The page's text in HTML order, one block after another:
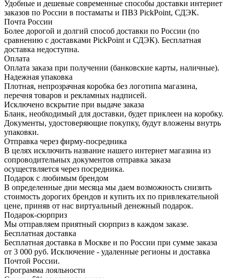
Удобные и дешевые современные способы доставки интернет
заказов по России в постаматы и ПВЗ PickPoint, СДЭК.
Почта России
Более дорогой и долгий способ доставки по России (по
сравнению с доставками PickPoint и СДЭК). Бесплатная
доставка недоступна.
Оплата
Оплата заказа при получении (банковские карты, наличные).
Надежная упаковка
Плотная, непрозрачная коробка без логотипа магазина,
перечня товаров и рекламных надписей.
Исключено вскрытие при выдаче заказа
Бланк, необходимый для доставки, будет приклеен на коробку.
Документы, удостоверяющие покупку, будут вложены внутрь
упаковки.
Отправка через фирму-посредника
В целях исключить название нашего интернет магазина из
сопроводительных документов отправка заказа
осуществляется через посредника.
Подарок с любимым брендом
В определенные дни месяца мы даем возможность снизить
стоимость дорогих брендов и купить их по привлекательной
цене, приняв от нас виртуальный денежный подарок.
Подарoк-сюрприз
Мы отправляем приятный сюрприз в каждом заказе.
Бесплатная доставка
Бесплатная доставка в Москве и по России при сумме заказа
от 3 000 руб. Исключение - удаленные регионы и доставка
Почтой России.
Программа лояльности